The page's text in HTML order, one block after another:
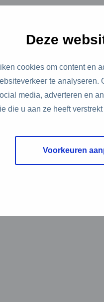
Deze
cookies om content en
te analyseren.
media, adverteren en
die u aan ze heeft
Voorkeuren
Toegankelijkheid